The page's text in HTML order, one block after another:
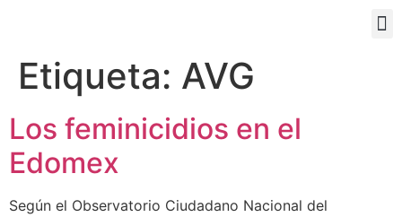
Etiqueta: AVG
Los feminicidios en el
Edomex
Según el Observatorio Ciudadano Nacional del